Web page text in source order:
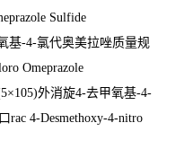
Sulfide
基-4-氯代奥美拉唑质量规
Omeprazole
×105)外消旋4-去甲氧基-4-
rac 4-Desmethoxy-4-nitro